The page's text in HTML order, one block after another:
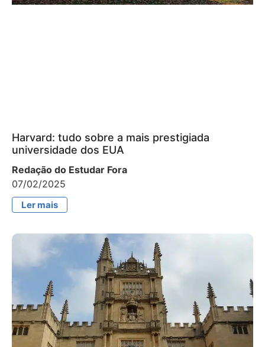
Harvard: tudo sobre a mais prestigiada
universidade dos EUA
Redação do Estudar Fora
07/02/2025
Ler mais